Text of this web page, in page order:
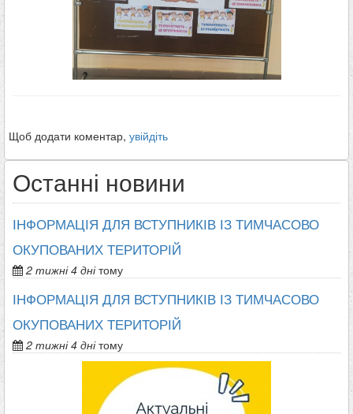
Щоб додати коментар, увійдіть
Останні новини
ІНФОРМАЦІЯ ДЛЯ ВСТУПНИКІВ ІЗ ТИМЧАСОВО
ОКУПОВАНИХ ТЕРИТОРІЙ
2 тижні 4 днітому
ІНФОРМАЦІЯ ДЛЯ ВСТУПНИКІВ ІЗ ТИМЧАСОВО
ОКУПОВАНИХ ТЕРИТОРІЙ
2 тижні 4 днітому